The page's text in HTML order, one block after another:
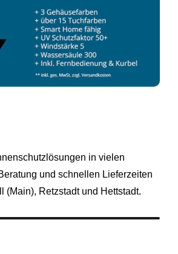
in vielen
und schnellen Lieferzeiten
Retzstadt und Hettstadt.